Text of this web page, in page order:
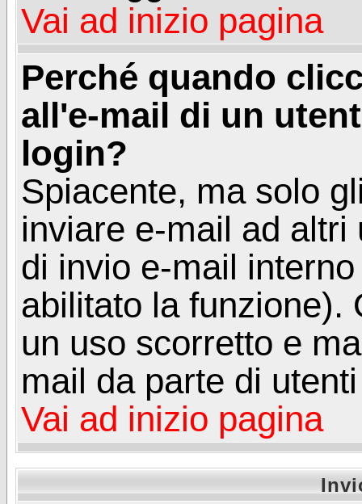
Vai ad inizio pagina
Perché quando
all'e-mail di un
login?
Spiacente, ma solo
inviare e-mail ad
di invio e-mail
abilitato la funzione).
un uso scorretto e
mail da parte di
Vai ad inizio pagina